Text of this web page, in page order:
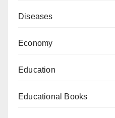
Diseases
Economy
Education
Educational Books